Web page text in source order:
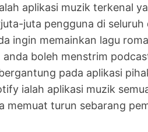
aplikasi muzik terkenal
juta pengguna di
ingin memainkan lagu
anda boleh menstrim
pada aplikasi
ialah aplikasi muzik
memuat turun sebarang